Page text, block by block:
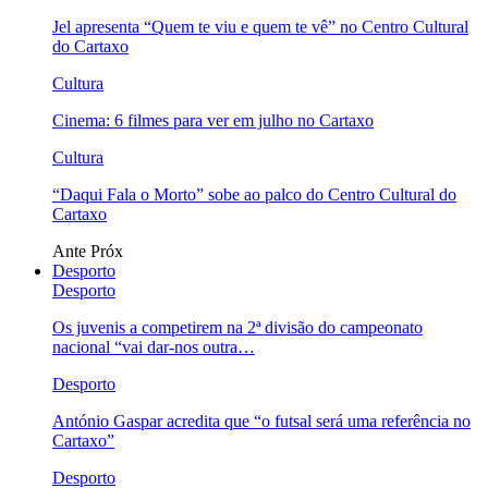
Jel apresenta “Quem te viu e quem te vê” no Centro Cultural
do Cartaxo
Cultura
Cinema: 6 filmes para ver em julho no Cartaxo
Cultura
“Daqui Fala o Morto” sobe ao palco do Centro Cultural do
Cartaxo
Ante Próx
Desporto
Desporto
Os juvenis a competirem na 2ª divisão do campeonato
nacional “vai dar-nos outra…
Desporto
António Gaspar acredita que “o futsal será uma referência no
Cartaxo”
Desporto